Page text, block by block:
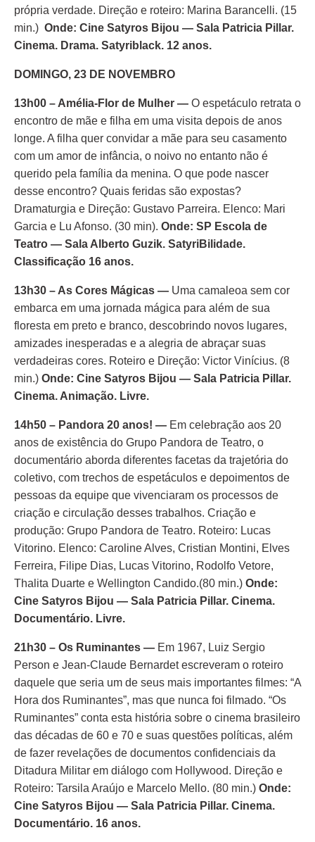
própria verdade. Direção e roteiro: Marina Barancelli. (15
min.) Onde: Cine Satyros Bijou — Sala Patricia Pillar.
Cinema. Drama. Satyriblack. 12 anos.
DOMINGO, 23 DE NOVEMBRO
13h00 – Amélia-Flor de Mulher — O espetáculo retrata o
encontro de mãe e filha em uma visita depois de anos
longe. A filha quer convidar a mãe para seu casamento
com um amor de infância, o noivo no entanto não é
querido pela família da menina. O que pode nascer
desse encontro? Quais feridas são expostas?
Dramaturgia e Direção: Gustavo Parreira. Elenco: Mari
Garcia e Lu Afonso. (30 min). Onde: SP Escola de
Teatro — Sala Alberto Guzik. SatyriBilidade.
Classificação 16 anos.
13h30 – As Cores Mágicas — Uma camaleoa sem cor
embarca em uma jornada mágica para além de sua
floresta em preto e branco, descobrindo novos lugares,
amizades inesperadas e a alegria de abraçar suas
verdadeiras cores. Roteiro e Direção: Victor Vinícius. (8
min.) Onde: Cine Satyros Bijou — Sala Patricia Pillar.
Cinema. Animação. Livre.
14h50 – Pandora 20 anos! — Em celebração aos 20
anos de existência do Grupo Pandora de Teatro, o
documentário aborda diferentes facetas da trajetória do
coletivo, com trechos de espetáculos e depoimentos de
pessoas da equipe que vivenciaram os processos de
criação e circulação desses trabalhos. Criação e
produção: Grupo Pandora de Teatro. Roteiro: Lucas
Vitorino. Elenco: Caroline Alves, Cristian Montini, Elves
Ferreira, Filipe Dias, Lucas Vitorino, Rodolfo Vetore,
Thalita Duarte e Wellington Candido.(80 min.) Onde:
Cine Satyros Bijou — Sala Patricia Pillar. Cinema.
Documentário. Livre.
21h30 – Os Ruminantes — Em 1967, Luiz Sergio
Person e Jean-Claude Bernardet escreveram o roteiro
daquele que seria um de seus mais importantes filmes: “A
Hora dos Ruminantes”, mas que nunca foi filmado. “Os
Ruminantes” conta esta história sobre o cinema brasileiro
das décadas de 60 e 70 e suas questões políticas, além
de fazer revelações de documentos confidenciais da
Ditadura Militar em diálogo com Hollywood. Direção e
Roteiro: Tarsila Araújo e Marcelo Mello. (80 min.) Onde:
Cine Satyros Bijou — Sala Patricia Pillar. Cinema.
Documentário. 16 anos.